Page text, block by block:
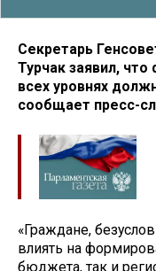
Секретарь
Турчак заявил,
всех уровнях
сообщает пресс-
«Граждане,
влиять на
бюджета, так и